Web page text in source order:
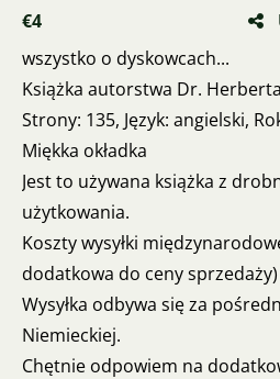
€4
wszystko o dyskowcach...
Książka autorstwa Dr.
Strony: 135, Język: angielski,
Miękka okładka
Jest to używana książka z
użytkowania.
Koszty wysyłki
dodatkowa do ceny sprzedaży)
Wysyłka odbywa się za
Niemieckiej.
Chętnie odpowiem na